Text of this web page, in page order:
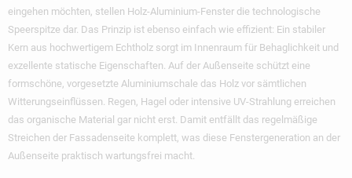
eingehen möchten, stellen Holz-Aluminium-Fenster die technologische
Speerspitze dar. Das Prinzip ist ebenso einfach wie effizient: Ein stabiler
Kern aus hochwertigem Echtholz sorgt im Innenraum für Behaglichkeit und
exzellente statische Eigenschaften. Auf der Außenseite schützt eine
formschöne, vorgesetzte Aluminiumschale das Holz vor sämtlichen
Witterungseinflüssen. Regen, Hagel oder intensive UV-Strahlung erreichen
das organische Material gar nicht erst. Damit entfällt das regelmäßige
Streichen der Fassadenseite komplett, was diese Fenstergeneration an der
Außenseite praktisch wartungsfrei macht.